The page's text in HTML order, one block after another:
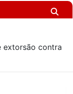
extorsão contra